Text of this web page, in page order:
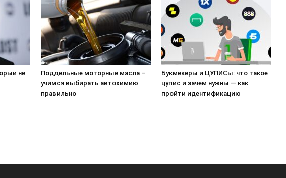
не
Поддельные моторные масла –
учимся выбирать автохимию
правильно
Букмекеры и ЦУПИСы: что такое
цупис и зачем нужны — как
пройти идентификацию